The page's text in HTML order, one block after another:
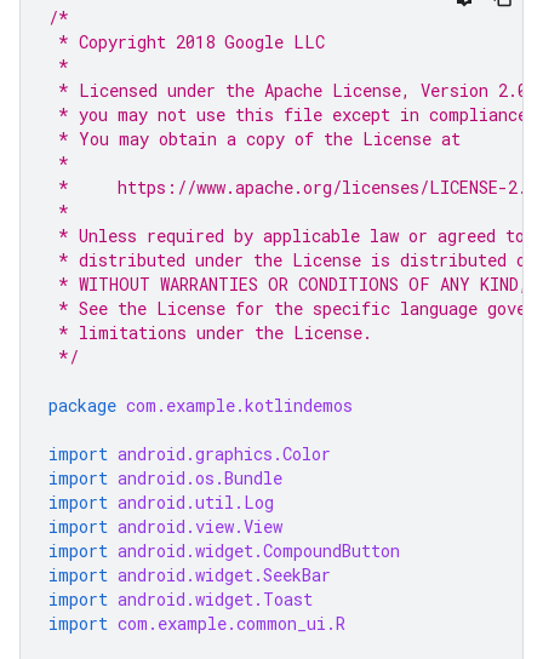
/*
* Copyright 2018 Google LLC
*
* Licensed under the Apache License, Version
* you may not use this file except in compliance
* You may obtain a copy of the License at
*
*     https://www.apache.org/licenses/LICENSE-2.0
*
* Unless required by applicable law or agreed
* distributed under the License is distributed on
* WITHOUT WARRANTIES OR CONDITIONS OF ANY
* See the License for the specific language
* limitations under the License.
*/
package com.example.kotlindemos
import android.graphics.Color
import android.os.Bundle
import android.util.Log
import android.view.View
import android.widget.CompoundButton
import android.widget.SeekBar
import android.widget.Toast
import com.example.common_ui.R